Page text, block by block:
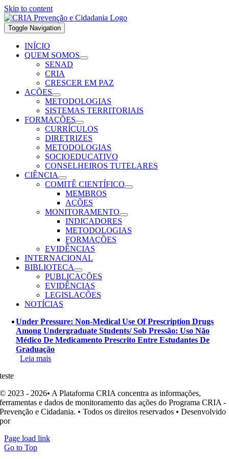
Skip to content
Toggle Navigation
INÍCIO
QUEM SOMOS
SENAD
CRIA
CRESCER EM PAZ
AÇÕES
METODOLOGIAS
SISTEMAS TERRITORIAIS
FORMAÇÕES
CURRÍCULOS
DIRETRIZES
METODOLOGIAS
SOCIOEDUCATIVO
CONSELHEIROS TUTELARES
CIÊNCIA
COMITÊ CIENTÍFICO
MEMBROS
AÇÕES
MONITORAMENTO
INDICADORES
METODOLOGIAS
FORMAÇÕES
EVIDÊNCIAS
INTERNACIONAL
BIBLIOTECA
PUBLICAÇÕES
EVIDÊNCIAS
LEGISLAÇÕES
NOTÍCIAS
Under Pressure: Non-Medical Use Of Prescription Drugs
Among Undergraduate Students/ Sob Pressão: Uso Não
Médico De Medicamento Prescrito Entre Estudantes De
Graduação
Leia mais
teste
© 2023 - 2026• A Plataforma CRIA concentra as informações,
ferramentas e dados de monitoramento das ações do Programa CRIA -
Prevenção e Cidadania. • Todos os direitos reservados • Desenvolvido
por
Page load link
Go to Top